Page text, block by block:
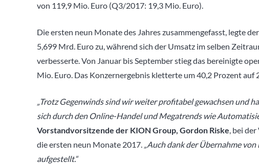
von 119,9 Mio. Euro (Q3/2017: 19,3 Mio. Euro).
Die ersten neun Monate des Jahres zusammengefasst, legte
5,699 Mrd. Euro zu, während sich der Umsatz im selben
verbesserte. Von Januar bis September stieg das bereinigte
Mio. Euro. Das Konzernergebnis kletterte um 40,2 Prozent auf
„Trotz Gegenwinds sind wir weiter profitabel gewachsen und
sich durch den Online-Handel und Megatrends wie
Vorstandvorsitzende der KION Group, Gordon Riske, bei
die ersten neun Monate 2017. „Auch dank der Übernahme
aufgestellt.“